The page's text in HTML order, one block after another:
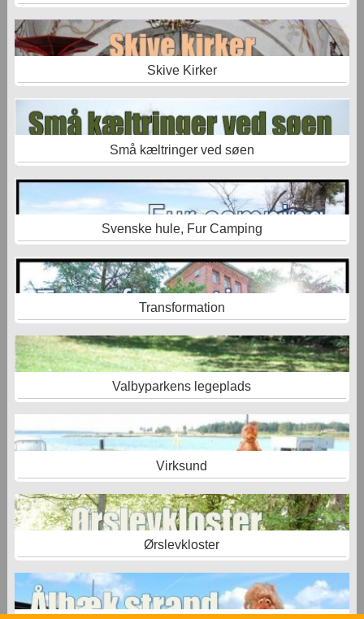
Skive Kirker
Små kæltringer ved søen
Svenske hule, Fur Camping
Transformation
Valbyparkens legeplads
Virksund
Ørslevkloster